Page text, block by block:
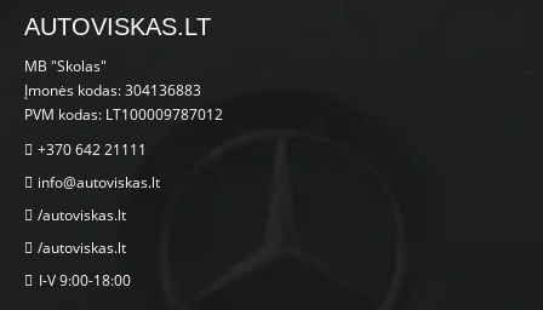
AUTOVISKAS.LT
MB "Skolas"
Įmonės kodas: 304136883
PVM kodas: LT100009787012
+370 642 21111
info@autoviskas.lt
/autoviskas.lt
/autoviskas.lt
I-V 9:00-18:00